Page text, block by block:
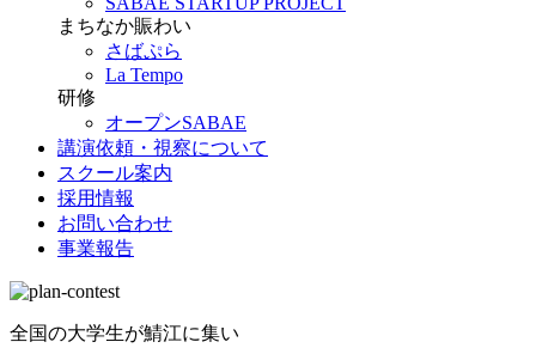
まちなか賑わい
さばぷら
La Tempo
研修
オープンSABAE
講演依頼・視察について
スクール案内
採用情報
お問い合わせ
事業報告
全国の大学生が鯖江に集い